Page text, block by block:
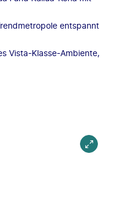
entspannt
Vista-Klasse-Ambiente,